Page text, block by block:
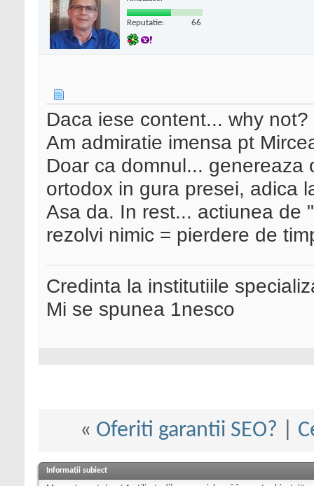
Reputatie: 66
Daca iese content... why not?
Am admiratie imensa pt
Doar ca domnul...
ortodox in gura presei, adica
Asa da. In rest... actiunea de
rezolvi nimic = pierdere de
Credinta la institutiile
Mi se spunea 1nesco
« Oferiti garantii SEO?
Informații subiect